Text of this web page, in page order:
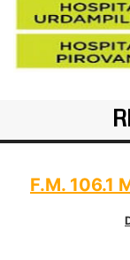
F.M. 106.1